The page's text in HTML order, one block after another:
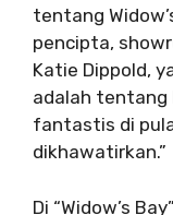
tentang
pencipta,
Katie Dippold,
adalah tentang
fantastis di
dikhawatirkan.”
Di “Widow’s